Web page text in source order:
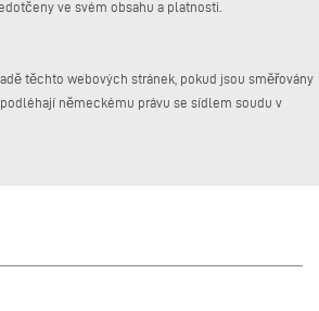
ve svém obsahu a platnosti.
těchto webových stránek, pokud jsou směřovány
německému právu se sídlem soudu v